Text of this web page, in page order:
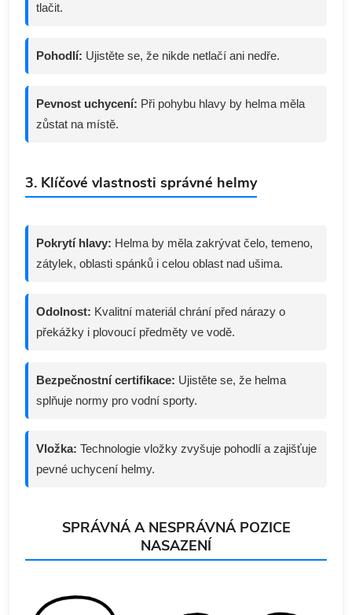
tlačit.
Pohodlí: Ujistěte se, že nikde netlačí ani nedře.
Pevnost uchycení: Při pohybu hlavy by helma měla
zůstat na místě.
3. Klíčové vlastnosti správné helmy
Pokrytí hlavy: Helma by měla zakrývat čelo, temeno,
zátylek, oblasti spánků i celou oblast nad ušima.
Odolnost: Kvalitní materiál chrání před nárazy o
překážky i plovoucí předměty ve vodě.
Bezpečnostní certifikace: Ujistěte se, že helma
splňuje normy pro vodní sporty.
Vložka: Technologie vložky zvyšuje pohodlí a zajišťuje
pevné uchycení helmy.
SPRÁVNÁ A NESPRÁVNÁ POZICE
NASAZENÍ